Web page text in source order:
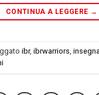
CONTINUA A LEGGERE →
ibr, ibrwarriors,